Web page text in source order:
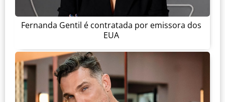
Fernanda Gentil é contratada por emissora dos
EUA